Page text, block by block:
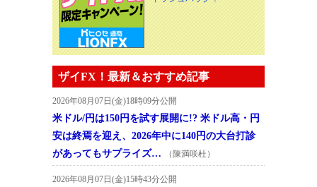
ザイFX！最新＆おすすめ記事
2026年08月07日(金)18時09分公開
米ドル/円は150円を試す展開に!? 米ドル高・円
安は終焉を迎え、2026年中に140円の大台打診
があってもサプライズ…
（陳満咲杜）
2026年08月07日(金)15時43分公開